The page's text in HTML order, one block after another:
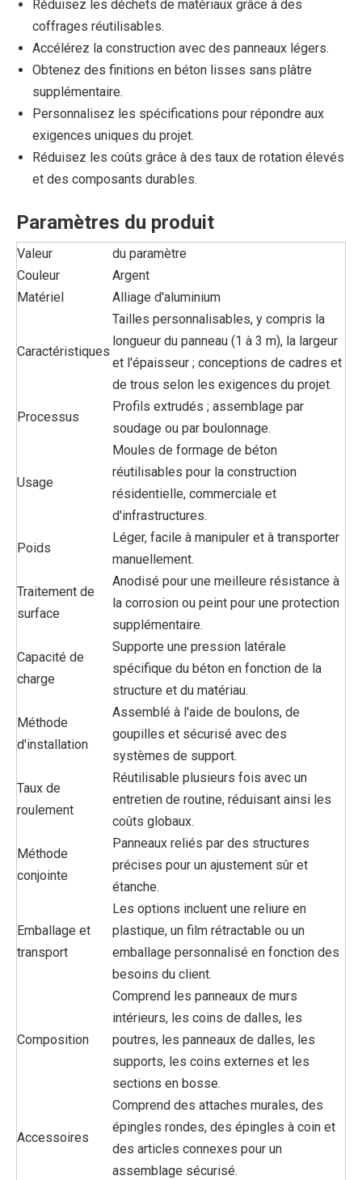
Réduisez les déchets de matériaux grâce à des
coffrages réutilisables.
Accélérez la construction avec des panneaux légers.
Obtenez des finitions en béton lisses sans plâtre
supplémentaire.
Personnalisez les spécifications pour répondre aux
exigences uniques du projet.
Réduisez les coûts grâce à des taux de rotation élevés
et des composants durables.
Paramètres du produit
Valeur
du paramètre
Couleur
Argent
Matériel
Alliage d'aluminium
Caractéristiques
Tailles personnalisables, y compris la
longueur du panneau (1 à 3 m), la largeur
et l'épaisseur ; conceptions de cadres et
de trous selon les exigences du projet.
Processus
Profils extrudés ; assemblage par
soudage ou par boulonnage.
Usage
Moules de formage de béton
réutilisables pour la construction
résidentielle, commerciale et
d'infrastructures.
Poids
Léger, facile à manipuler et à transporter
manuellement.
Traitement de
surface
Anodisé pour une meilleure résistance à
la corrosion ou peint pour une protection
supplémentaire.
Capacité de
charge
Supporte une pression latérale
spécifique du béton en fonction de la
structure et du matériau.
Méthode
d'installation
Assemblé à l'aide de boulons, de
goupilles et sécurisé avec des
systèmes de support.
Taux de
roulement
Réutilisable plusieurs fois avec un
entretien de routine, réduisant ainsi les
coûts globaux.
Méthode
conjointe
Panneaux reliés par des structures
précises pour un ajustement sûr et
étanche.
Emballage et
transport
Les options incluent une reliure en
plastique, un film rétractable ou un
emballage personnalisé en fonction des
besoins du client.
Composition
Comprend les panneaux de murs
intérieurs, les coins de dalles, les
poutres, les panneaux de dalles, les
supports, les coins externes et les
sections en bosse.
Accessoires
Comprend des attaches murales, des
épingles rondes, des épingles à coin et
des articles connexes pour un
assemblage sécurisé.